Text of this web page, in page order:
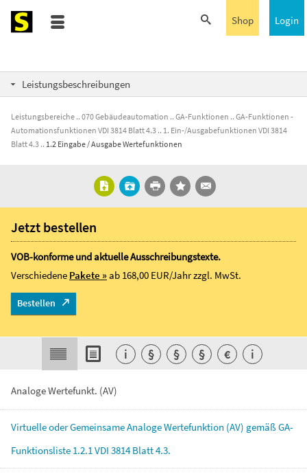
Login
Shop
Leistungsbeschreibungen
Leistungsbereiche 070 Gebäudeautomation GA-Funktionen
GA-Funktionen -
Automationsfunktionen VDI 3814 Blatt 4.3
1. Ein-/Ausgabefunktionen VDI 3814
Blatt 4.3
1.2 Eingabe / Ausgabe Wertefunktionen
Analoge Wertefunkt. (AV)
VirtuelleoderGemeinsameAnalogeWertefunktion (AV) gemäßGA-
Funktionsliste 1.2.1VDI 3814 Blatt4.3.
Jetzt bestellen
VOB-konforme und aktuelle Ausschreibungstexte.
Verschiedene Pakete »ab 168,00 EUR/Jahrzzgl. MwSt.
Bestellen
i § § § € i